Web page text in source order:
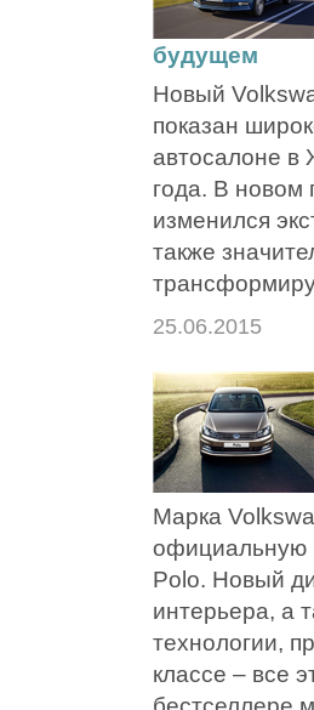
будущем
Новый
показан
автосалоне в
года. В новом
изменился
также
25.06.2015
Марка
официальную
Polo. Новый
интерьера, а
технологии,
классе – все
бестселлере